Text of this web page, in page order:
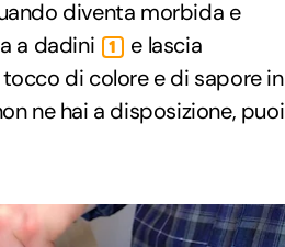
diventa morbida e
a dadini
1
e lascia
di colore e di sapore in
ne hai a disposizione, puoi